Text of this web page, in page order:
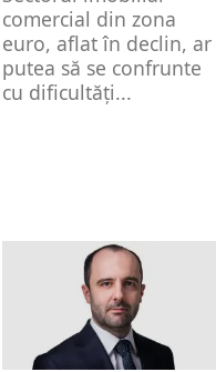
comercial din zona
euro, aflat în declin, ar
putea să se confrunte
cu dificultăți...